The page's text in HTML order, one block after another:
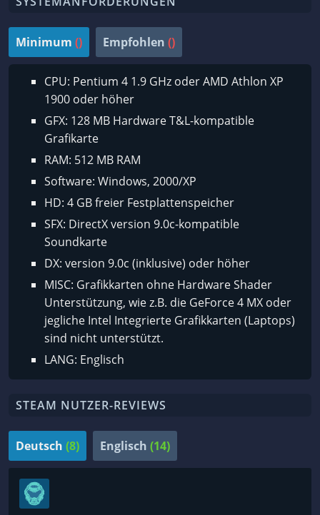
Minimum () Empfohlen ()
CPU: Pentium 4 1.9 GHz oder AMD Athlon XP
1900 oder höher
GFX: 128 MB Hardware T&L-kompatible
Grafikarte
RAM: 512 MB RAM
Software: Windows, 2000/XP
HD: 4 GB freier Festplattenspeicher
SFX: DirectX version 9.0c-kompatible
Soundkarte
DX: version 9.0c (inklusive) oder höher
MISC: Grafikkarten ohne Hardware Shader
Unterstützung, wie z.B. die GeForce 4 MX oder
jegliche Intel Integrierte Grafikkarten (Laptops)
sind nicht unterstützt.
LANG: Englisch
STEAM NUTZER-REVIEWS
Deutsch (8) Englisch (14)